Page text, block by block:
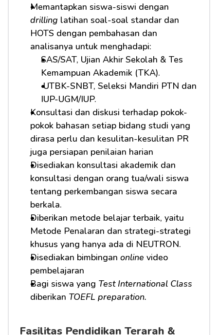
drilling latihan soal-soal standar dan
HOTS dengan pembahasan dan
analisanya untuk menghadapi:
SAS/SAT, Ujian Akhir Sekolah & Tes
Kemampuan Akademik (TKA).
UTBK-SNBT, Seleksi Mandiri PTN dan
IUP-UGM/IUP.
Konsultasi dan diskusi terhadap pokok-
pokok bahasan setiap bidang studi yang
dirasa perlu dan kesulitan-kesulitan PR
juga persiapan penilaian harian
Disediakan konsultasi akademik dan
konsultasi dengan orang tua/wali siswa
tentang perkembangan siswa secara
berkala.
Diberikan metode belajar terbaik, yaitu
Metode Penalaran dan strategi-strategi
khusus yang hanya ada di NEUTRON.
Disediakan bimbingan online video
pembelajaran
Bagi siswa yang Test International Class
diberikan TOEFL preparation.
Fasilitas Pendidikan Terarah &